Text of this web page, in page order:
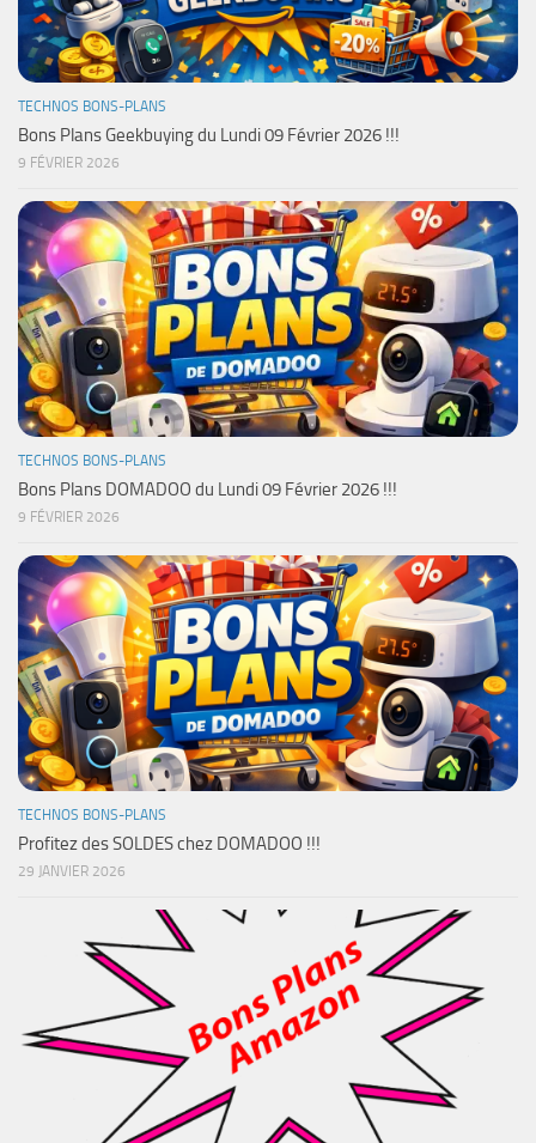
TECHNOS BONS-PLANS
Bons Plans Geekbuying du Lundi 09 Février 2026 !!!
9 FÉVRIER 2026
TECHNOS BONS-PLANS
Bons Plans DOMADOO du Lundi 09 Février 2026 !!!
9 FÉVRIER 2026
TECHNOS BONS-PLANS
Profitez des SOLDES chez DOMADOO !!!
29 JANVIER 2026